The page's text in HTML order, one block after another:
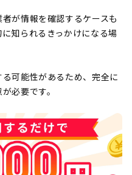
が情報を確認するケースも
知られるきっかけになる場
可能性があるため、完全に
必要です。